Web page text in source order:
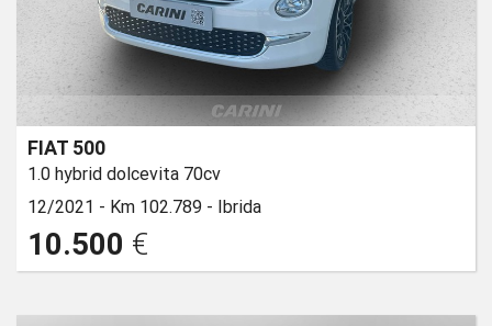
FIAT 500
1.0 hybrid dolcevita 70cv
12/2021 - Km 102.789 - Ibrida
10.500 €